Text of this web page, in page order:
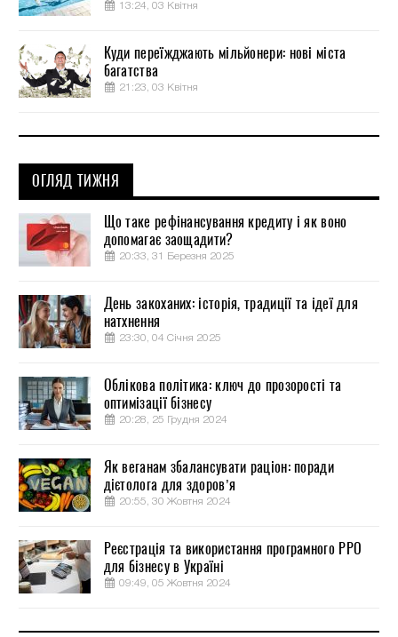
13:24, 03 Квітня
Куди переїжджають мільйонери: нові міста
багатства
21:23, 03 Квітня
ОГЛЯД ТИЖНЯ
Що таке рефінансування кредиту і як воно
допомагає заощадити?
20:33, 31 Березня 2025
День закоханих: історія, традиції та ідеї для
натхнення
23:30, 04 Січня 2025
Облікова політика: ключ до прозорості та
оптимізації бізнесу
20:28, 25 Грудня 2024
Як веганам збалансувати раціон: поради
дієтолога для здоров’я
20:55, 30 Жовтня 2024
Реєстрація та використання програмного РРО
для бізнесу в Україні
09:49, 05 Жовтня 2024